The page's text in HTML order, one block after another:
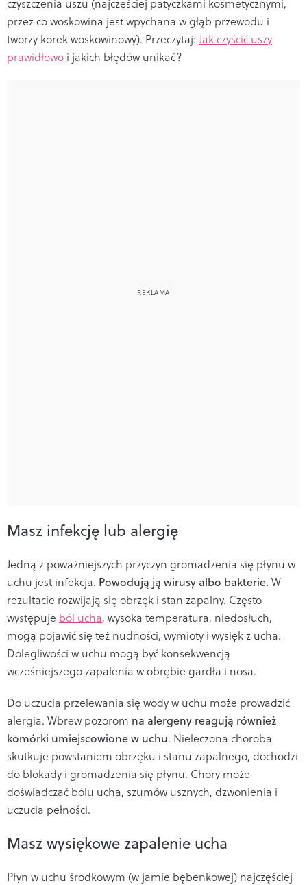
czyszczenia uszu (najczęściej patyczkami kosmetycznymi,
przez co woskowina jest wpychana w głąb przewodu i
tworzy korek woskowinowy). Przeczytaj: Jak czyścić uszy
prawidłowo i jakich błędów unikać?
Masz infekcję lub alergię
Jedną z poważniejszych przyczyn gromadzenia się płynu w
uchu jest infekcja. Powodują ją wirusy albo bakterie. W
rezultacie rozwijają się obrzęk i stan zapalny. Często
występuje ból ucha, wysoka temperatura, niedosłuch,
mogą pojawić się też nudności, wymioty i wysięk z ucha.
Dolegliwości w uchu mogą być konsekwencją
wcześniejszego zapalenia w obrębie gardła i nosa.
Do uczucia przelewania się wody w uchu może prowadzić
alergia. Wbrew pozorom na alergeny reagują również
komórki umiejscowione w uchu. Nieleczona choroba
skutkuje powstaniem obrzęku i stanu zapalnego, dochodzi
do blokady i gromadzenia się płynu. Chory może
doświadczać bólu ucha, szumów usznych, dzwonienia i
uczucia pełności.
Masz wysiękowe zapalenie ucha
Płyn w uchu środkowym (w jamie bębenkowej) najczęściej